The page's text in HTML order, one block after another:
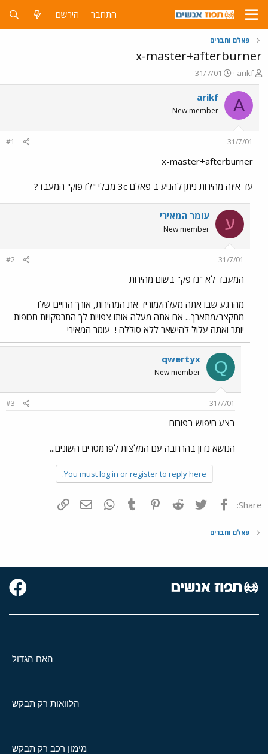
התחבר הירשם
פאלם וחברים
x-master+afterburner
פ
ו
ת
ח
ה
ש
א
arikf
פ
ו
ר
31/7/01
A
arikf
New member
31/7/01
#1
x-master+afterburner
עד איזה מהירות ניתן להגיע ב פאלם 3c מבלי "לדפוק" המעבד?
ע עומר המאירי
New member
31/7/01
#2
המעבד לא "נדפק" בשום מהירות
מהרגע שבו אתה מעלה/מוריד את המהירות, אורך החיים שלו
מתקצר/מתארך... אם אתה מעלה אותו צפויות לך התרסקויות תכופות
יותר ואתה עלול להישאר ללא סוללה ! עומר המאירי
Q
qwertyx
New member
31/7/01
#3
בצע חיפוש בפורום
הנושא נדון בהרחבה עם המלצות לפרמטרים השונים...
You must log in or register to reply here.
Share: פייסבוק Twitter
Reddit
Pinterest
Tumblr
WhatsAppדואר אלקטרוני
פאלם וחברים
האח הגדול
הלוואות רק תבקש
מימון רכב רק תבקש